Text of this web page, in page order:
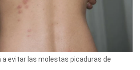
a evitar las molestas picaduras de